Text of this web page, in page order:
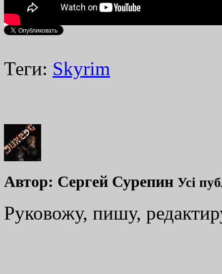
Теги: Skyrim
Автор: Сергей Сурепин Усі
Руковожу, пишу,